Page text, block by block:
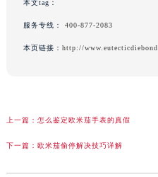
本文tag：
服务专线： 400-877-2083
本页链接： http://
上一篇： 怎么鉴定欧米茄手表的真假
下一篇： 欧米茄偷停解决技巧详解